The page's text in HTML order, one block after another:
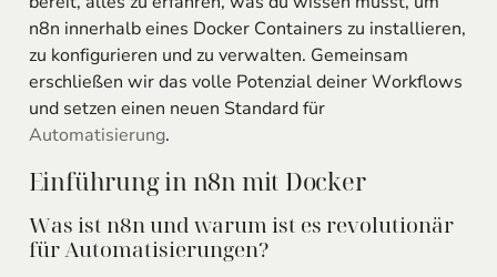
n8n innerhalb eines Docker Containers zu installieren,
zu konfigurieren und zu verwalten. Gemeinsam
erschließen wir das volle Potenzial deiner Workflows
und setzen einen neuen Standard für
Automatisierung.
Einführung in n8n mit Docker
Was ist n8n und warum ist es revolutionär
für Automatisierungen?